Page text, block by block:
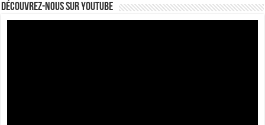
Découvrez-nous sur Youtube